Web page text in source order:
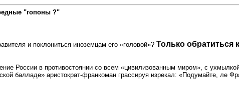
"гопоны ?"
и поклониться иноземцам его «головой»? Только обратиться
России в противостоянии со всем «цивилизованным миром», с
балладе» аристократ-франкоман грассируя изрекал: «Подумайте,